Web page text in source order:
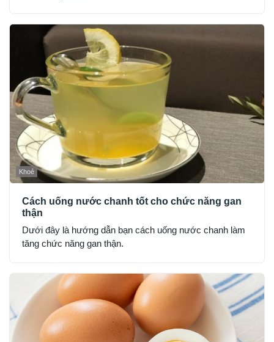
Khoẻ
Cách uống nước chanh tốt cho chức năng gan
thận
Dưới đây là hướng dẫn bạn cách uống nước chanh làm
tăng chức năng gan thận.